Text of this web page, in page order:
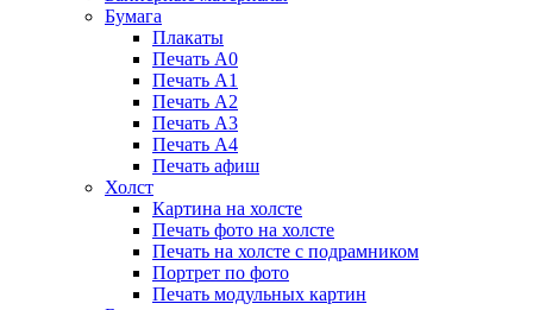
Бумага
Плакаты
Печать А0
Печать А1
Печать А2
Печать А3
Печать А4
Печать афиш
Холст
Картина на холсте
Печать фото на холсте
Печать на холсте с подрамником
Портрет по фото
Печать модульных картин